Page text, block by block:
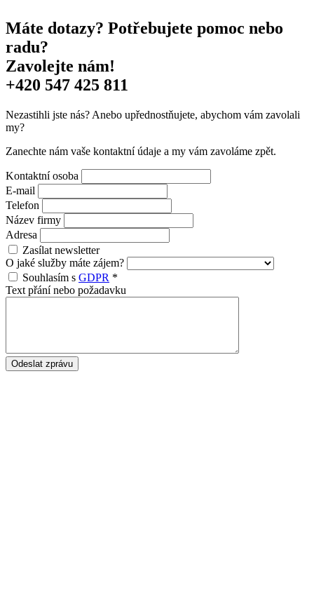
Máte dotazy? Potřebujete pomoc nebo
radu?
Zavolejte nám!
+420 547 425 811
Nezastihli jste nás? Anebo upřednostňujete, abychom vám zavolali
my?
Zanechte nám vaše kontaktní údaje a my vám zavoláme zpět.
Kontaktní osoba
E-mail
Telefon
Název firmy
Adresa
Zasílat newsletter
O jaké služby máte zájem?
Souhlasím s GDPR *
Text přání nebo požadavku